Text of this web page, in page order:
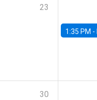
23
1:35 PM -
30